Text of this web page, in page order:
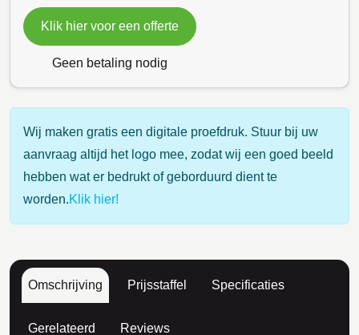
Klik hier voor een offerte
Geen betaling nodig
Wij maken gratis een digitale proefdruk. Stuur bij uw
aanvraag altijd het logo mee, zodat wij een goed beeld
hebben wat er bedrukt of geborduurd dient te
worden.Klik hier!
Omschrijving Prijsstaffel Specificaties
Gerelateerd Reviews